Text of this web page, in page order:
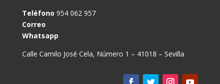
Teléfono 954 062 957
Correo
Whatsapp
Calle Camilo José Cela, Número 1 – 41018 – Sevilla